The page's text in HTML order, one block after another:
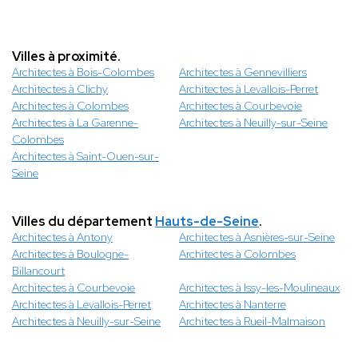
Villes à proximité.
Architectes à Bois-Colombes
Architectes à Gennevilliers
Architectes à Clichy
Architectes à Levallois-Perret
Architectes à Colombes
Architectes à Courbevoie
Architectes à La Garenne-
Colombes
Architectes à Neuilly-sur-Seine
Architectes à Saint-Ouen-sur-
Seine
Villes du département Hauts-de-Seine.
Architectes à Antony
Architectes à Asnières-sur-Seine
Architectes à Boulogne-
Billancourt
Architectes à Colombes
Architectes à Courbevoie
Architectes à Issy-les-Moulineaux
Architectes à Levallois-Perret
Architectes à Nanterre
Architectes à Neuilly-sur-Seine
Architectes à Rueil-Malmaison